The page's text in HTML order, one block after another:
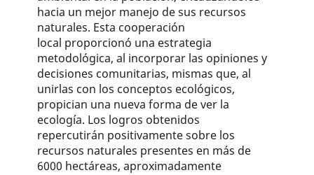
hacia un mejor manejo de sus recursos
naturales. Esta cooperación
local proporcionó una estrategia
metodológica, al incorporar las opiniones y
decisiones comunitarias, mismas que, al
unirlas con los conceptos ecológicos,
propician una nueva forma de ver la
ecología. Los logros obtenidos
repercutirán positivamente sobre los
recursos naturales presentes en más de
6000 hectáreas, aproximadamente